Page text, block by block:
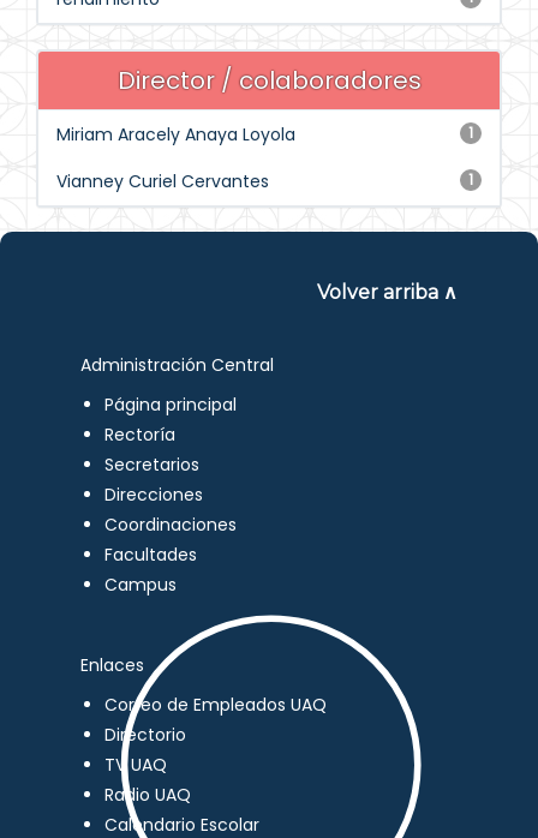
Director / colaboradores
1
Miriam Aracely Anaya Loyola
1
Vianney Curiel Cervantes
Volver arriba ∧
Administración Central
Página principal
Rectoría
Secretarios
Direcciones
Coordinaciones
Facultades
Campus
Enlaces
Correo de Empleados UAQ
Directorio
TV UAQ
Radio UAQ
Calendario Escolar